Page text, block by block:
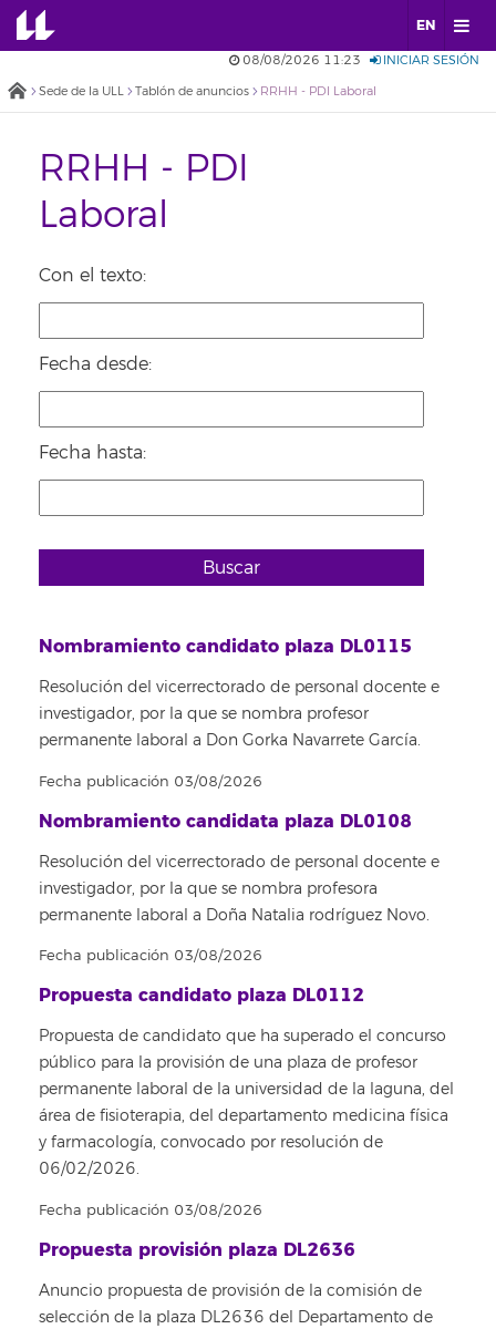
EN
08/08/2026 11:23 INICIAR SESIÓN
Sede de la ULL Tablón de anuncios RRHH - PDI Laboral
RRHH - PDI
Laboral
Con el texto:
Fecha desde:
Fecha hasta:
Buscar
Nombramiento candidato plaza DL0115
Resolución del vicerrectorado de personal docente e
investigador, por la que se nombra profesor
permanente laboral a Don Gorka Navarrete García.
Fecha publicación 03/08/2026
Nombramiento candidata plaza DL0108
Resolución del vicerrectorado de personal docente e
investigador, por la que se nombra profesora
permanente laboral a Doña Natalia rodríguez Novo.
Fecha publicación 03/08/2026
Propuesta candidato plaza DL0112
Propuesta de candidato que ha superado el concurso
público para la provisión de una plaza de profesor
permanente laboral de la universidad de la laguna, del
área de fisioterapia, del departamento medicina física
y farmacología, convocado por resolución de
06/02/2026.
Fecha publicación 03/08/2026
Propuesta provisión plaza DL2636
Anuncio propuesta de provisión de la comisión de
selección de la plaza DL2636 del Departamento de